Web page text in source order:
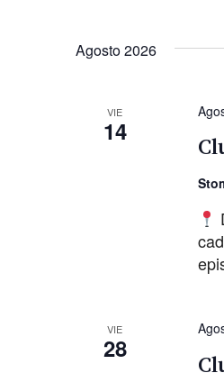
Agosto 2026
VIE
14
VIE
28